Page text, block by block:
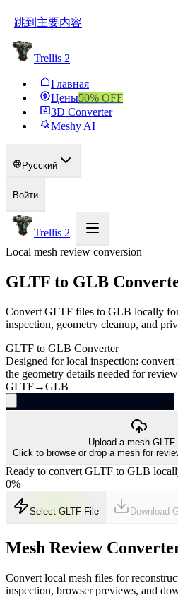
跳到主要内容
Trellis 2
Главная
Цены50% OFF
3D Converter
Meshy AI
Русский
Войти
Trellis 2
Local mesh review conversion
GLTF to GLB
Convert GLTF files to GLB locally
inspection, geometry cleanup, and
GLTF to GLB Converter
Designed for local inspection:
the geometry details needed for
GLTF→GLB
Upload a mesh GLTF
Click to browse or drop a mesh for
Ready to convert GLTF to GLB
0%
Select GLTF File Download
Mesh Review
Convert local mesh files for
inspection, browser previews, and